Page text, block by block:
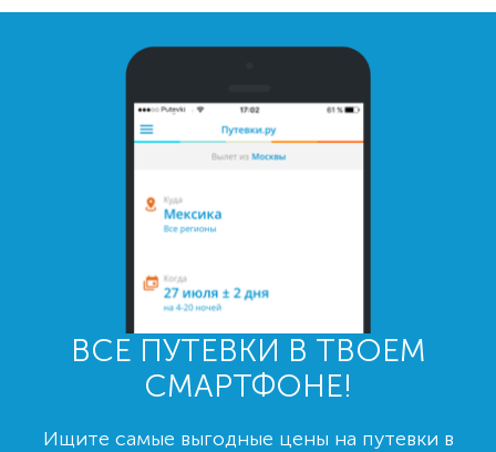
ВСЕ ПУТЕВКИ В ТВОЕМ
СМАРТФОНЕ!
Ищите самые выгодные цены на путевки в